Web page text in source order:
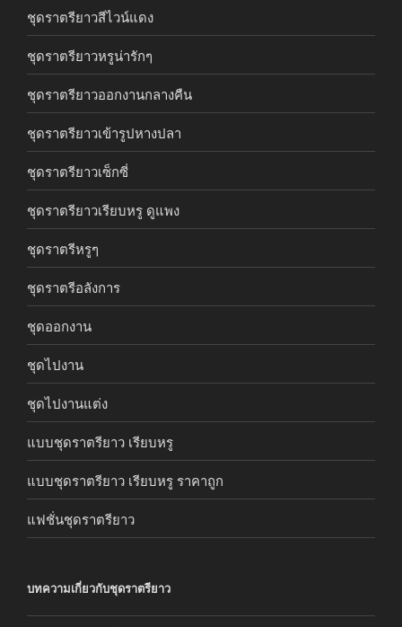
ชุดราตรียาวสีไวน์แดง
ชุดราตรียาวหรูน่ารักๆ
ชุดราตรียาวออกงานกลางคืน
ชุดราตรียาวเข้ารูปหางปลา
ชุดราตรียาวเซ็กซี่
ชุดราตรียาวเรียบหรู ดูแพง
ชุดราตรีหรูๆ
ชุดราตรีอลังการ
ชุดออกงาน
ชุดไปงาน
ชุดไปงานแต่ง
แบบชุดราตรียาว เรียบหรู
แบบชุดราตรียาว เรียบหรู ราคาถูก
แฟชั่นชุดราตรียาว
บทความเกี่ยวกับชุดราตรียาว